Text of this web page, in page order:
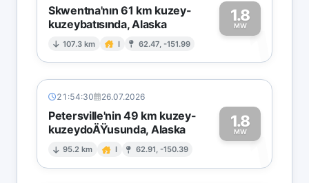
Skwentna'nın 61 km kuzey-
kuzeybatısında, Alaska
107.3 km I 62.47, -151.99
1.8
MW1
21:54:30 26.07.2026
Petersville'nin 49 km kuzey-
kuzeydoÄŸusunda, Alaska
95.2 km I 62.91, -150.39
1.8
MW1